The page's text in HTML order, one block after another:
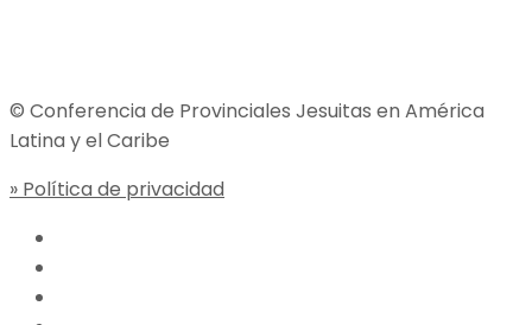
© Conferencia de Provinciales Jesuitas en América
Latina y el Caribe
» Política de privacidad